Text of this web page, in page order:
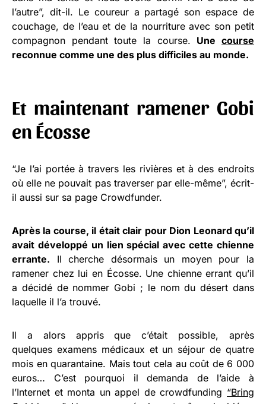
l’autre”, dit-il. Le coureur a partagé son espace de
couchage, de l’eau et de la nourriture avec son petit
compagnon pendant toute la course. Unecourse
reconnue comme une des plus difficiles au monde.
Et maintenant ramener Gobi
en Écosse
“Je l’ai portée à travers les rivières et à des endroits
où elle ne pouvait pas traverser par elle-même”, écrit-
il aussi sur sa page Crowdfunder.
Après la course, il était clair pour Dion Leonard qu’il
avait développé un lien spécial avec cette chienne
errante. Il cherche désormais un moyen pour la
ramener chez lui en Écosse. Une chienne errant qu’il
a décidé de nommer Gobi ; le nom du désert dans
laquelle il l’a trouvé.
Il a alors appris que c’était possible, après
quelques examens médicaux et un séjour de quatre
mois en quarantaine. Mais tout cela au coût de 6 000
euros… C’est pourquoi il demanda de l’aide à
l’Internet et monta un appel de crowdfunding “Bring